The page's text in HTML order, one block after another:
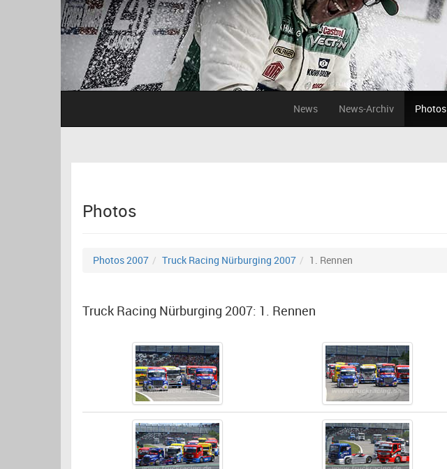
News News-Archiv Photos
Photos
Photos 2007 Truck Racing Nürburging 2007 1. Rennen
Truck Racing Nürburging 2007: 1. Rennen